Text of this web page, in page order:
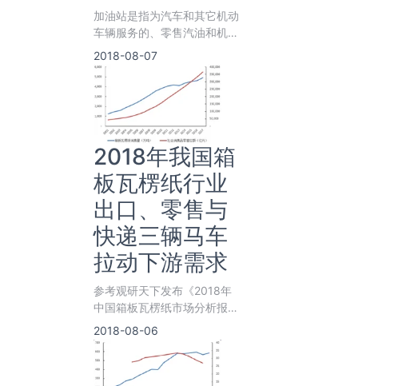
加油站是指为汽车和其它机动
车辆服务的、零售汽油和机油
的补充站，一般为添加燃料
油、润滑油等。
2018-08-07
2018年我国箱
板瓦楞纸行业
出口、零售与
快递三辆马车
拉动下游需求
参考观研天下发布《2018年
中国箱板瓦楞纸市场分析报
告-行业运营态势与发展前景
2018-08-06